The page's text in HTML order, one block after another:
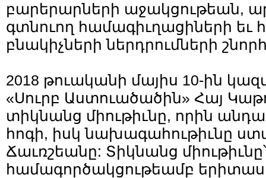
բարերարների աջակցութեան,
գտնուող համագիւղացիների եւ
բնակիչների ներդրումների
2018 թուականի մայիս 10-ին
«Սուրբ Աստուածածին» Հայ
տիկնանց միութիւնը, որին
հոգի, իսկ նախագահութիւնը
Ճաւռշեանը: Տիկնանց միութիւնը՝
համագործակցութեամբ